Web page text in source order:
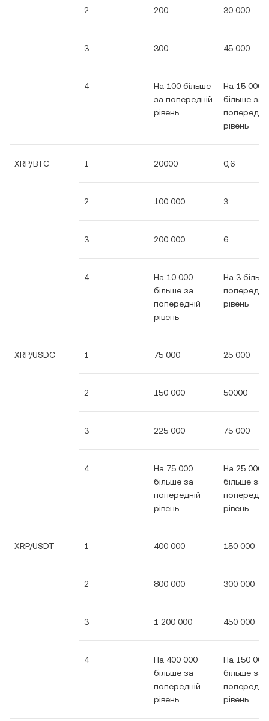
2 200 30 000
3 300 45 000
4
На 100 більше
за попередній
рівень
На 15 000
більше за
рівень
XRP/BTC 1 20000 0,6
2 100 000 3
3 200 000 6
4
На 10 000
більше за
попередній
рівень
На 3
рівень
XRP/USDC 1 75 000 25 000
2 150 000 50000
3 225 000 75 000
4
На 75 000
більше за
попередній
рівень
На 25 000
більше за
рівень
XRP/USDT 1 400 000 150 000
2 800 000 300 000
3 1 200 000 450 000
4
На 400 000
більше за
попередній
рівень
На 150 000
більше за
рівень